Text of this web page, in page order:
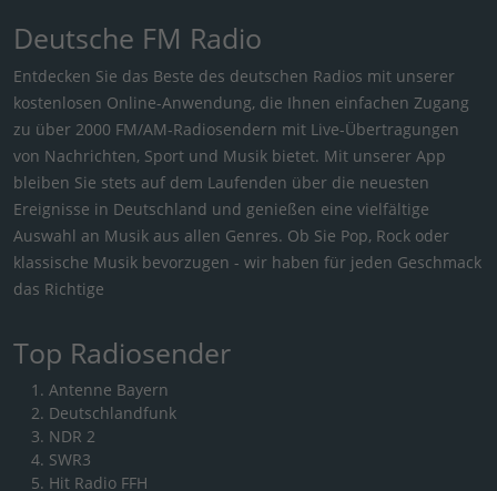
Deutsche FM Radio
Entdecken Sie das Beste des deutschen Radios mit unserer
kostenlosen Online-Anwendung, die Ihnen einfachen Zugang
zu über 2000 FM/AM-Radiosendern mit Live-Übertragungen
von Nachrichten, Sport und Musik bietet. Mit unserer App
bleiben Sie stets auf dem Laufenden über die neuesten
Ereignisse in Deutschland und genießen eine vielfältige
Auswahl an Musik aus allen Genres. Ob Sie Pop, Rock oder
klassische Musik bevorzugen - wir haben für jeden Geschmack
das Richtige
Top Radiosender
Antenne Bayern
Deutschlandfunk
NDR 2
SWR3
Hit Radio FFH